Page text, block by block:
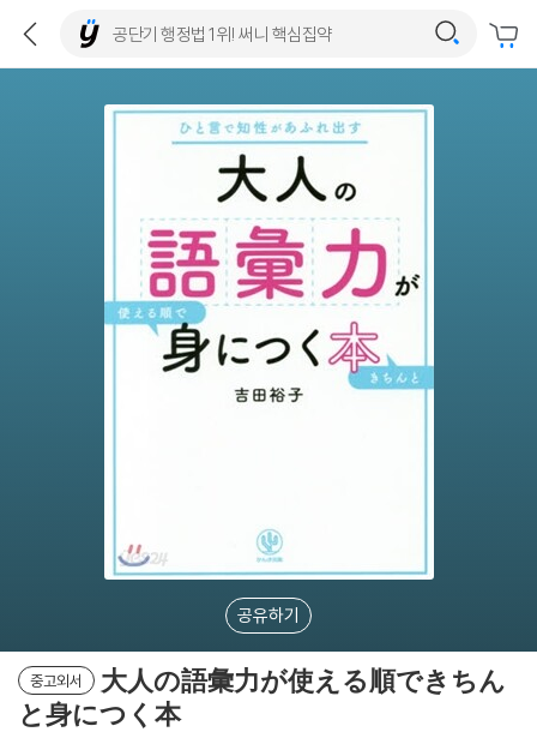
공유하기
중고외서
大人の語彙力が使える順できちん
と身につく本